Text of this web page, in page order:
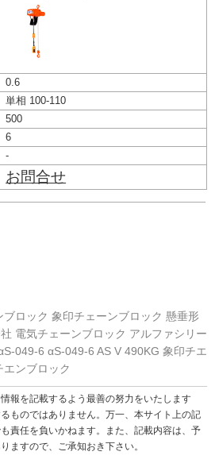
0.6
単相 100-110
500
6
-
お問合せ
ロック 象印チェーンブロック 懸垂形
電気チェーンブロック アルファシリー
049-6 αS-049-6 AS V 490KG 象印チエ
エンブロック
報を記載するよう最善の努力をいたします
ものではありません。万一、本サイト上の記
責任を負いかねます。また、記載内容は、予
ますので、ご承知おき下さい。